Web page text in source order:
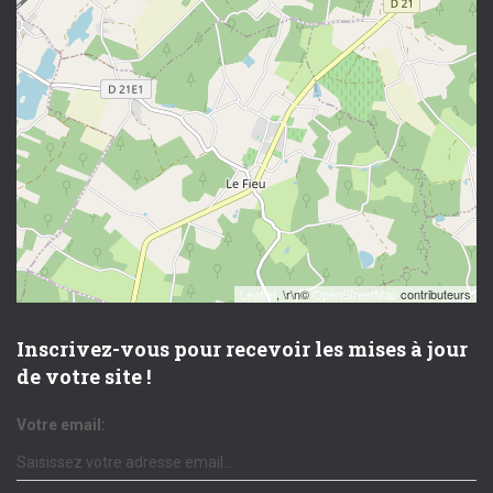
Leaflet, \r\n©OpenStreetMap contributeurs
Inscrivez-vous pour recevoir les mises à jour
de votre site !
Votre email: